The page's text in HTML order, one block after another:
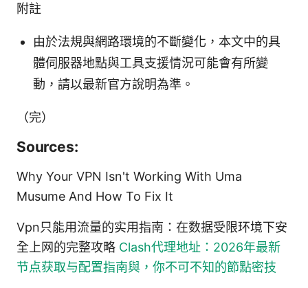
附註
由於法規與網路環境的不斷變化，本文中的具
體伺服器地點與工具支援情況可能會有所變
動，請以最新官方說明為準。
（完）
Sources:
Why Your VPN Isn't Working With Uma
Musume And How To Fix It
Vpn只能用流量的实用指南：在数据受限环境下安
全上网的完整攻略 Clash代理地址：2026年最新
节点获取与配置指南與，你不可不知的節點密技